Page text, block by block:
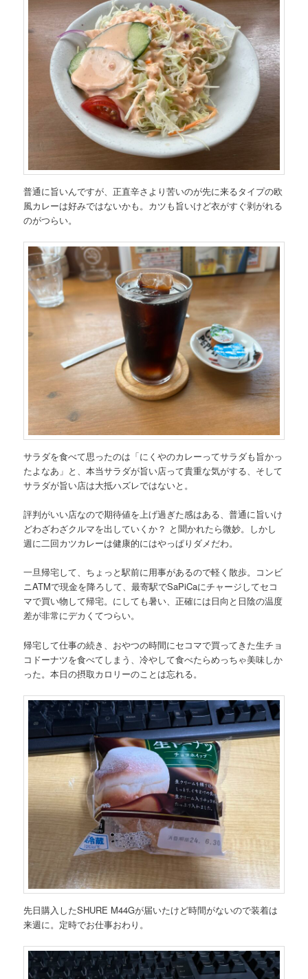
普通に旨いんですが、正直辛さより苦いのが先に来るタイプの欧
風カレーは好みではないかも。カツも旨いけど衣がすぐ剥がれる
のがつらい。
サラダを食べて思ったのは「にくやのカレーってサラダも旨かっ
たよなあ」と、本当サラダが旨い店って貴重な気がする、そして
サラダが旨い店は大抵ハズレではないと。
評判がいい店なので期待値を上げ過ぎた感はある、普通に旨いけ
どわざわざクルマを出していくか？ と聞かれたら微妙。しかし
週に二回カツカレーは健康的にはやっぱりダメだわ。
一旦帰宅して、ちょっと駅前に用事があるので軽く散歩。コンビ
ニATMで現金を降ろして、最寄駅でSaPiCaにチャージしてセコ
マで買い物して帰宅。にしても暑い、正確には日向と日陰の温度
差が非常にデカくてつらい。
帰宅して仕事の続き、おやつの時間にセコマで買ってきた生チョ
コドーナツを食べてしまう、冷やして食べたらめっちゃ美味しか
った。本日の摂取カロリーのことは忘れる。
先日購入したSHURE M44Gが届いたけど時間がないので装着は
来週に。定時でお仕事おわり。